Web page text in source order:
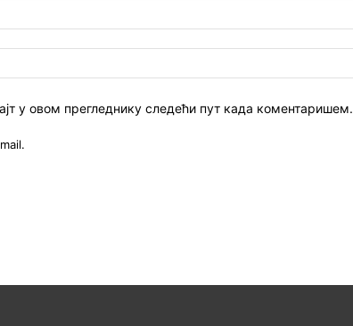
у овом прегледнику следећи пут када коментаришем.